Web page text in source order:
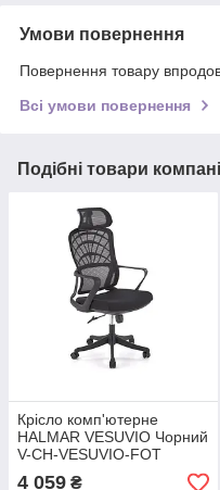
Умови повернення
Повернення товару
Всі умови повернення
Подібні товари
Крісло комп'ютерне
HALMAR VESUVIO Чорний
V-CH-VESUVIO-FOT
4 059 ₴